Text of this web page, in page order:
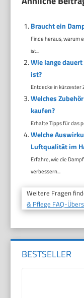
Braucht ein
Finde heraus, warum
ist...
Wie lange
ist?
Entdecke in kürzester
Welches
kaufen?
Erhalte Tipps für das
Welche
Luftqualität im
Erfahre, wie die
verbessern...
Weitere Fragen
& Pflege FAQ-
BESTSELLER